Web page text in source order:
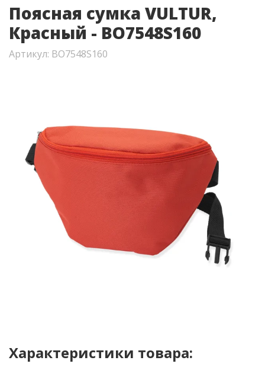
Поясная сумка VULTUR,
Красный - BO7548S160
Артикул: BO7548S160
Характеристики товара: